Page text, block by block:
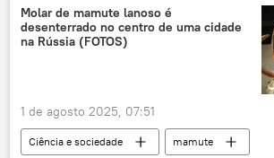
Irã
UOL guerra
Molar de mamute lanoso é
desenterrado no centro de uma cidade
na Rússia (FOTOS)
1 de agosto 2025, 07:51
Ciência e sociedade
mamute